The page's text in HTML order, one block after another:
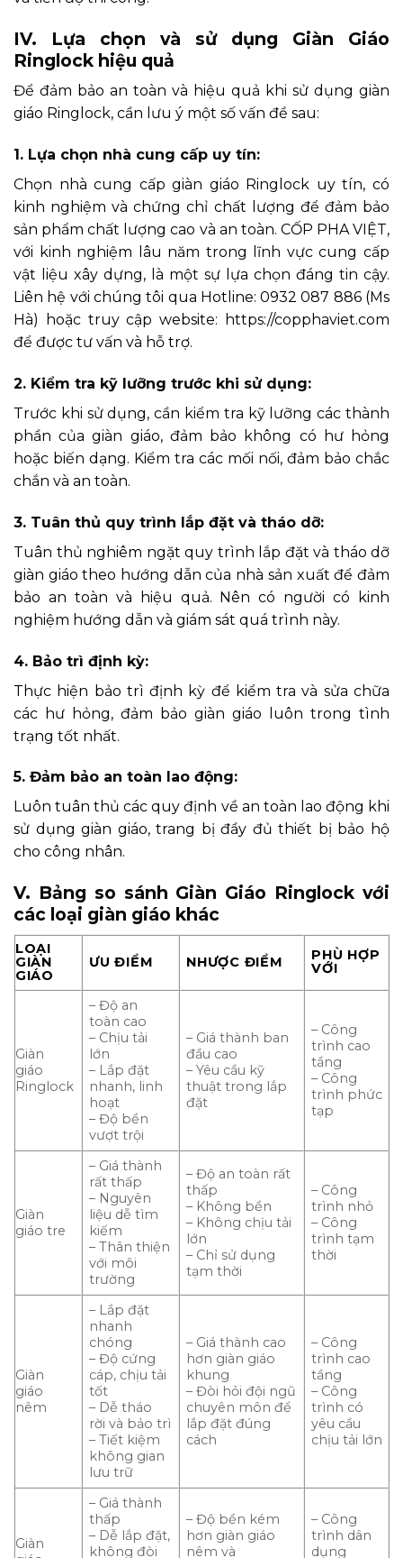
IV. Lựa chọn và sử dụng Giàn Giáo
Ringlock hiệu quả
Để đảm bảo an toàn và hiệu quả khi sử dụng giàn
giáo Ringlock, cần lưu ý một số vấn đề sau:
1. Lựa chọn nhà cung cấp uy tín:
Chọn nhà cung cấp giàn giáo Ringlock uy tín, có
kinh nghiệm và chứng chỉ chất lượng để đảm bảo
sản phẩm chất lượng cao và an toàn. CỐP PHA VIỆT,
với kinh nghiệm lâu năm trong lĩnh vực cung cấp
vật liệu xây dựng, là một sự lựa chọn đáng tin cậy.
Liên hệ với chúng tôi qua Hotline: 0932 087 886 (Ms
Hà) hoặc truy cập website: https://copphaviet.com
để được tư vấn và hỗ trợ.
2. Kiểm tra kỹ lưỡng trước khi sử dụng:
Trước khi sử dụng, cần kiểm tra kỹ lưỡng các thành
phần của giàn giáo, đảm bảo không có hư hỏng
hoặc biến dạng. Kiểm tra các mối nối, đảm bảo chắc
chắn và an toàn.
3. Tuân thủ quy trình lắp đặt và tháo dỡ:
Tuân thủ nghiêm ngặt quy trình lắp đặt và tháo dỡ
giàn giáo theo hướng dẫn của nhà sản xuất để đảm
bảo an toàn và hiệu quả. Nên có người có kinh
nghiệm hướng dẫn và giám sát quá trình này.
4. Bảo trì định kỳ:
Thực hiện bảo trì định kỳ để kiểm tra và sửa chữa
các hư hỏng, đảm bảo giàn giáo luôn trong tình
trạng tốt nhất.
5. Đảm bảo an toàn lao động:
Luôn tuân thủ các quy định về an toàn lao động khi
sử dụng giàn giáo, trang bị đầy đủ thiết bị bảo hộ
cho công nhân.
V. Bảng so sánh Giàn Giáo Ringlock với
các loại giàn giáo khác
LOẠI
GIÀN
GIÁO
ƯU ĐIỂM NHƯỢC ĐIỂM
PHÙ HỢP
VỚI
Giàn
giáo
Ringlock
– Độ an
toàn cao
– Chịu tải
lớn
– Lắp đặt
nhanh, linh
hoạt
– Độ bền
vượt trội
– Giá thành ban
đầu cao
– Yêu cầu kỹ
thuật trong lắp
đặt
– Công
trình cao
tầng
– Công
trình phức
tạp
Giàn
giáo tre
– Giá thành
rất thấp
– Nguyên
liệu dễ tìm
kiếm
– Thân thiện
với môi
trường
– Độ an toàn rất
thấp
– Không bền
– Không chịu tải
lớn
– Chỉ sử dụng
tạm thời
– Công
trình nhỏ
– Công
trình tạm
thời
Giàn
giáo
nêm
– Lắp đặt
nhanh
chóng
– Độ cứng
cáp, chịu tải
tốt
– Dễ tháo
rời và bảo trì
– Tiết kiệm
không gian
lưu trữ
– Giá thành cao
hơn giàn giáo
khung
– Đòi hỏi đội ngũ
chuyên môn để
lắp đặt đúng
cách
– Công
trình cao
tầng
– Công
trình có
yêu cầu
chịu tải lớn
Giàn
– Giá thành
thấp
– Dễ lắp đặt,
không đòi
– Độ bền kém
hơn giàn giáo
nêm và
– Công
trình dân
dụng